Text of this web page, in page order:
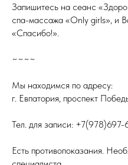
Запишитесь на сеанс
спа-массажа «Only girls», и
«Спасибо!».
~~~~
Мы находимся по адресу:
г. Евпатория, проспект
Тел. для записи:
Есть противопоказания.